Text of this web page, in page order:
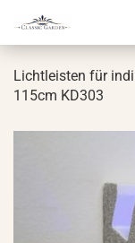
Licht­leis­ten für
115cm KD303